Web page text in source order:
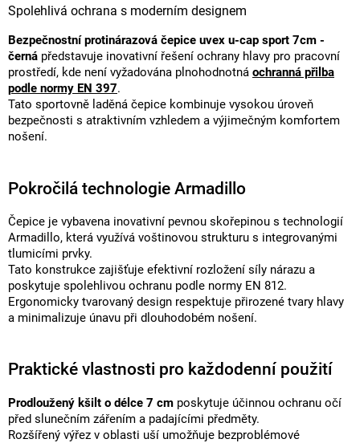
Spolehlivá ochrana s moderním designem
Bezpečnostní protinárazová čepice uvex u-cap sport 7cm -
černá představuje inovativní řešení ochrany hlavy pro pracovní
prostředí, kde není vyžadována plnohodnotná ochranná přilba
podle normy EN 397.
Tato sportovně laděná čepice kombinuje vysokou úroveň
bezpečnosti s atraktivním vzhledem a výjimečným komfortem
nošení.
Pokročilá technologie Armadillo
Čepice je vybavena inovativní pevnou skořepinou s technologií
Armadillo, která využívá voštinovou strukturu s integrovanými
tlumicími prvky.
Tato konstrukce zajišťuje efektivní rozložení síly nárazu a
poskytuje spolehlivou ochranu podle normy EN 812.
Ergonomicky tvarovaný design respektuje přirozené tvary hlavy
a minimalizuje únavu při dlouhodobém nošení.
Praktické vlastnosti pro každodenní použití
Prodloužený kšilt o délce 7 cm poskytuje účinnou ochranu očí
před slunečním zářením a padajícími předměty.
Rozšířený výřez v oblasti uší umožňuje bezproblémové